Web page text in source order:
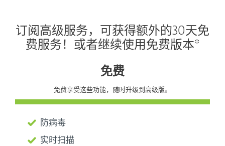
订阅高级服务，可获得额外的30天免
费服务！或者继续使用免费版本*
免费
免费享受这些功能，随时升级到高级版。
防病毒
实时扫描